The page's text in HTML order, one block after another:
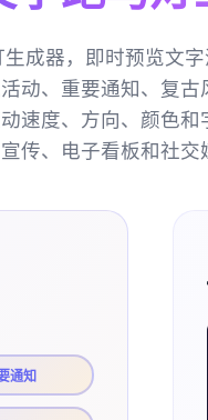
成器，即时预览文
动、重要通知、复古
速度、方向、颜色
宣传、电子看板和社交
通知